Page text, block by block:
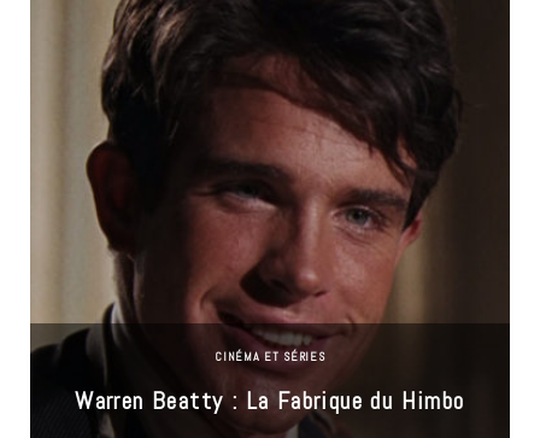
CINÉMA ET SÉRIES
Warren Beatty : La Fabrique du Himbo